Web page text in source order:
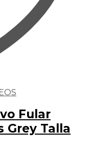
Fular
Grey Talla